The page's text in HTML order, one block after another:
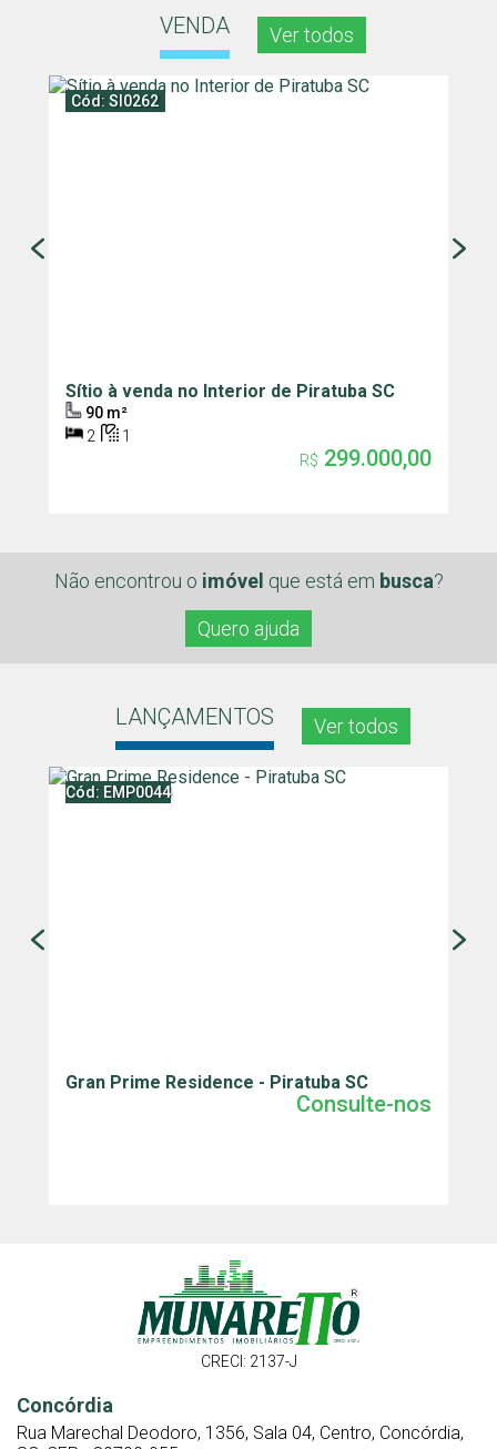
VENDA Ver todos
Cód: SI0262
Sítio à venda no Interior de Piratuba SC
90 m²
2
1
R$ 299.000,00
Não encontrou o imóvel que está em busca?
Quero ajuda
LANÇAMENTOS Ver todos
Cód: EMP0044
Gran Prime Residence - Piratuba SC
Consulte-nos
CRECI: 2137-J
Concórdia
Rua Marechal Deodoro, 1356, Sala 04, Centro, Concórdia,